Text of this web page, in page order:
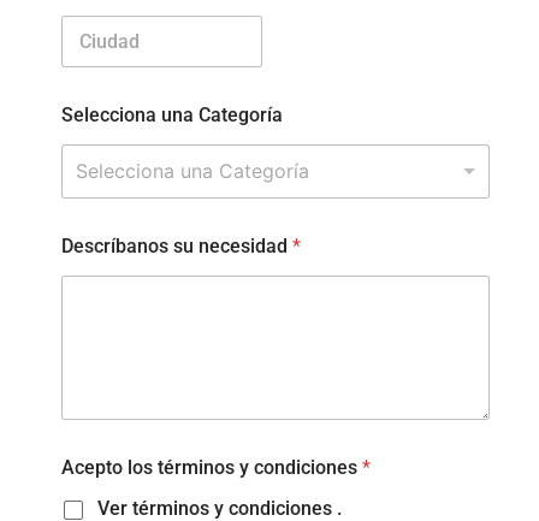
Selecciona una Categoría
Selecciona una Categoría
Descríbanos su necesidad *
Acepto los términos y condiciones *
Ver términos y condiciones .